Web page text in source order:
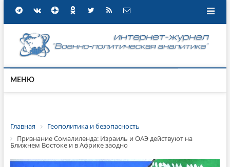
МЕНЮ
Главная
Геополитика и безопасность
Признание Сомалиленда: Израиль и ОАЭ действуют на
Ближнем Востоке и в Африке заодно